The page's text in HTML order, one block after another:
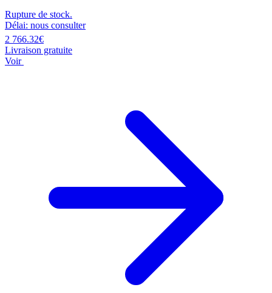
Rupture de stock.
Délai: nous consulter
2 766.32€
Livraison gratuite
Voir